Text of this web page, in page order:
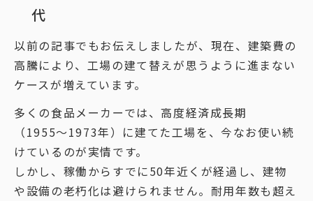
代
以前の記事でもお伝えしましたが、現在、建築費の
高騰により、工場の建て替えが思うように進まない
ケースが増えています。
多くの食品メーカーでは、高度経済成長期
（1955〜1973年）に建てた工場を、今なお使い続
けているのが実情です。
しかし、稼働からすでに50年近くが経過し、建物
や設備の老朽化は避けられません。耐用年数も超え